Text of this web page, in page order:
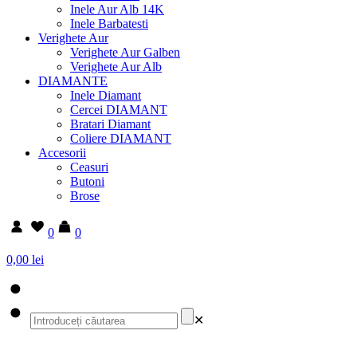
Inele Aur Alb 14K
Inele Barbatesti
Verighete Aur
Verighete Aur Galben
Verighete Aur Alb
DIAMANTE
Inele Diamant
Cercei DIAMANT
Bratari Diamant
Coliere DIAMANT
Accesorii
Ceasuri
Butoni
Brose
0
0
0,00 lei
✕